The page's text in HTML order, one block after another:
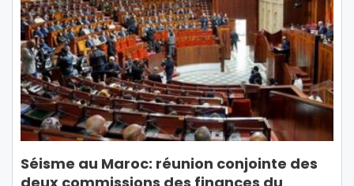
Séisme au Maroc: réunion conjointe des